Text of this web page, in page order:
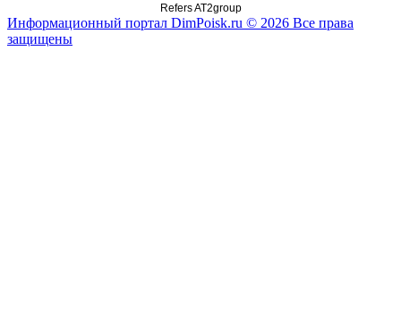
Refers AT2group
Информационный портал DimPoisk.ru © 2026 Все права
защищены